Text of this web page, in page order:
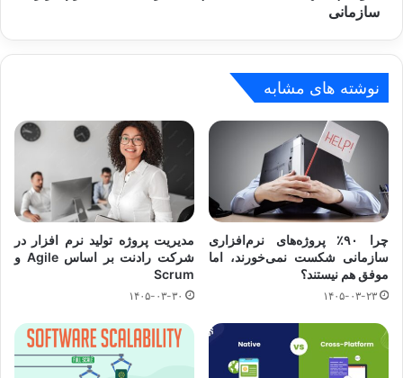
سازمانی
نوشته های مشابه
چرا ۹۰٪ پروژه‌های نرم‌افزاری
سازمانی شکست نمی‌خورند، اما
موفق هم نیستند؟
۱۴۰۵-۰۳-۲۳
مدیریت پروژه تولید نرم افزار در
شرکت رادنت بر اساس Agile و
Scrum
۱۴۰۵-۰۳-۳۰